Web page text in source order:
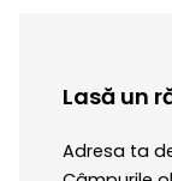
Lasă un
Adresa ta